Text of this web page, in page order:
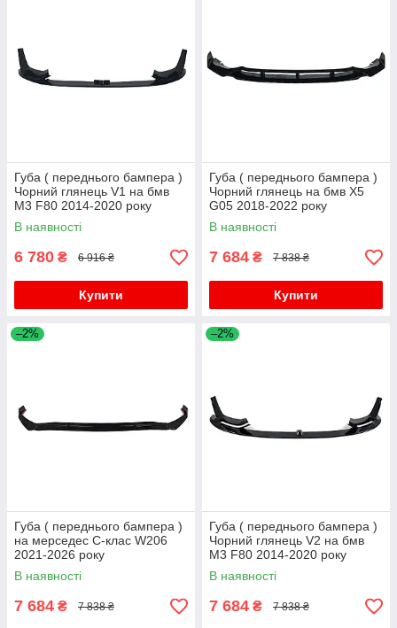
Губа ( переднього бампера )
Чорний глянець V1 на бмв
M3 F80 2014-2020 року
В наявності
6 780 ₴ 6 916 ₴
Купити
Губа ( переднього бампера )
Чорний глянець на бмв X5
G05 2018-2022 року
В наявності
7 684 ₴ 7 838 ₴
Купити
–2%
Губа ( переднього бампера )
на мерседес C-клас W206
2021-2026 року
В наявності
7 684 ₴ 7 838 ₴
–2%
Губа ( переднього бампера )
Чорний глянець V2 на бмв
M3 F80 2014-2020 року
В наявності
7 684 ₴ 7 838 ₴